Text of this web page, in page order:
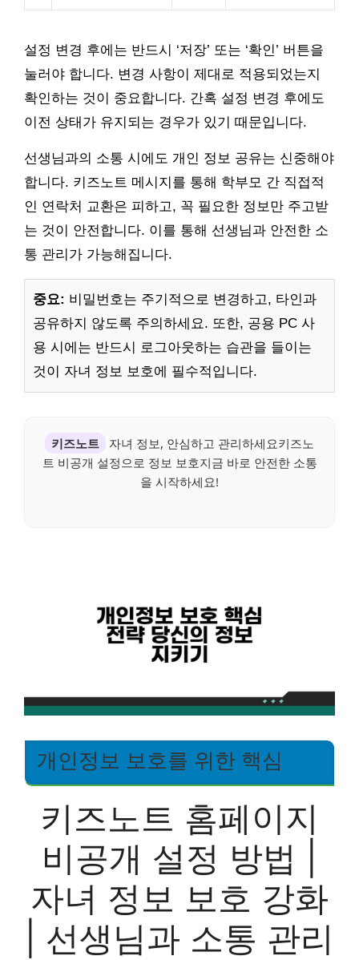
설정 변경 후에는 반드시 ‘저장’ 또는 ‘확인’ 버튼을
눌러야 합니다. 변경 사항이 제대로 적용되었는지
확인하는 것이 중요합니다. 간혹 설정 변경 후에도
이전 상태가 유지되는 경우가 있기 때문입니다.
선생님과의 소통 시에도 개인 정보 공유는 신중해야
합니다. 키즈노트 메시지를 통해 학부모 간 직접적
인 연락처 교환은 피하고, 꼭 필요한 정보만 주고받
는 것이 안전합니다. 이를 통해 선생님과 안전한 소
통 관리가 가능해집니다.
중요: 비밀번호는 주기적으로 변경하고, 타인과
공유하지 않도록 주의하세요. 또한, 공용 PC 사
용 시에는 반드시 로그아웃하는 습관을 들이는
것이 자녀 정보 보호에 필수적입니다.
키즈노트
자녀 정보, 안심하고 관리하세요키즈노
트 비공개 설정으로 정보 보호지금 바로 안전한 소통
을 시작하세요!
개인정보 보호를 위한 핵심
키즈노트 홈페이지
비공개 설정 방법 |
자녀 정보 보호 강화
| 선생님과 소통 관리